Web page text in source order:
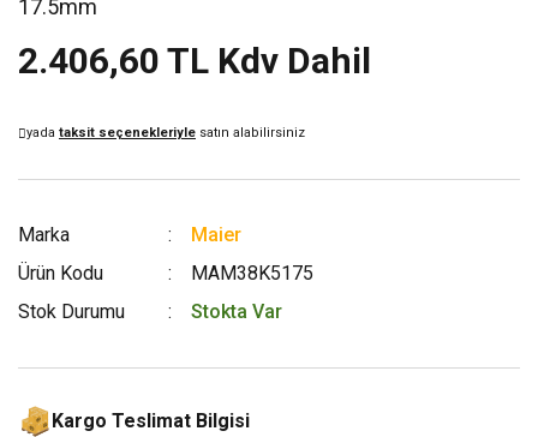
17.5mm
2.406,60 TL Kdv Dahil
yada taksit seçenekleriyle satın alabilirsiniz
Marka
Maier
Ürün Kodu
MAM38K5175
Stok Durumu
Stokta Var
Kargo Teslimat Bilgisi